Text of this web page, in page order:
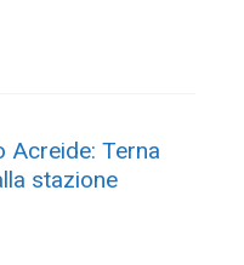
Acreide: Terna
stazione